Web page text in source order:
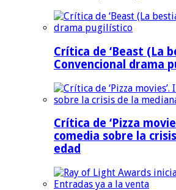
Crítica de ‘Beast (La
Convencional drama
Crítica de ‘Pizza
comedia sobre la
edad